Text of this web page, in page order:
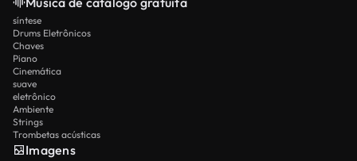
síntese
Drums Eletrônicos
Chaves
Piano
Cinemática
suave
eletrônico
Ambiente
Strings
Trombetas acústicas
Imagens